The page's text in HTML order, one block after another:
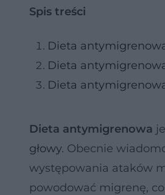
Spis treści
Dieta
Dieta
Dieta
Dieta antymigrenowa
głowy. Obecnie
występowania ataków
powodować migrenę,